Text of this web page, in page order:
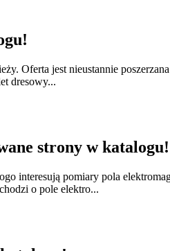
Oferta jest nieustannie
dresowy...
strony w katalogu!
interesują pomiary pola
o pole elektro...